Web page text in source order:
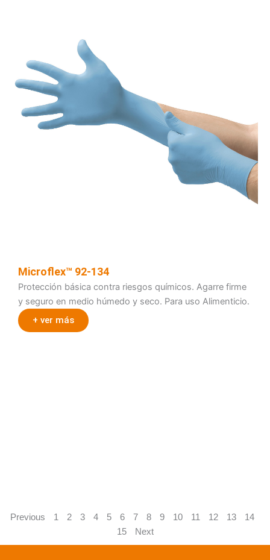
Microflex™ 92-134
Protección básica contra riesgos químicos. Agarre firme
y seguro en medio húmedo y seco. Para uso Alimenticio.
+ ver más
Previous 1 2 3 4 5 6 7 8 9 10 11 12 13
14
15
Next